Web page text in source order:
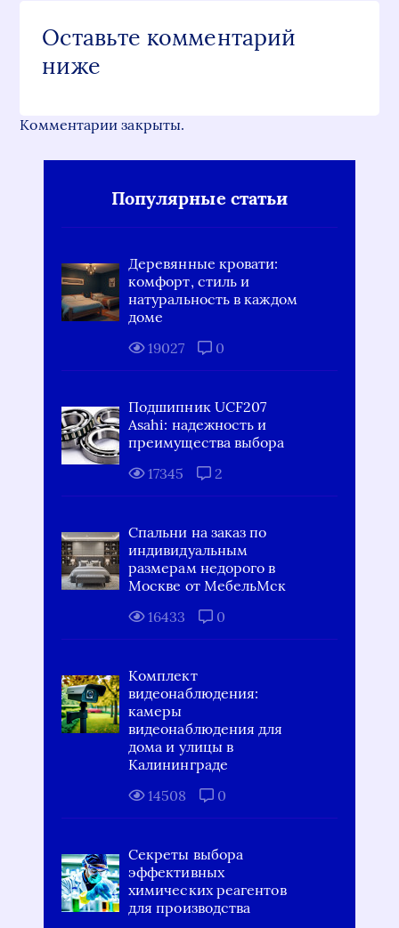
Оставьте комментарий
ниже
Комментарии закрыты.
Популярные статьи
Деревянные кровати:
комфорт, стиль и
натуральность в каждом
доме
19027
0
Подшипник UCF207
Asahi: надежность и
преимущества выбора
17345
2
Спальни на заказ по
индивидуальным
размерам недорого в
Москве от МебельМск
16433
0
Комплект
видеонаблюдения:
камеры
видеонаблюдения для
дома и улицы в
Калининграде
14508
0
Секреты выбора
эффективных
химических реагентов
для производства